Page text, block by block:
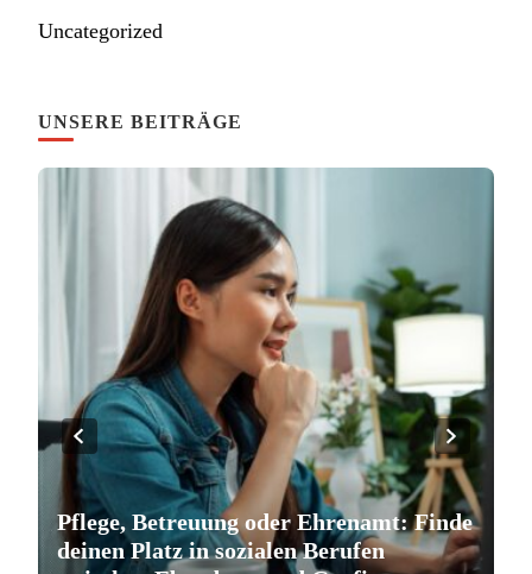
Uncategorized
UNSERE BEITRÄGE
Pflege, Betreuung oder Ehrenamt: Finde
deinen Platz in sozialen Berufen